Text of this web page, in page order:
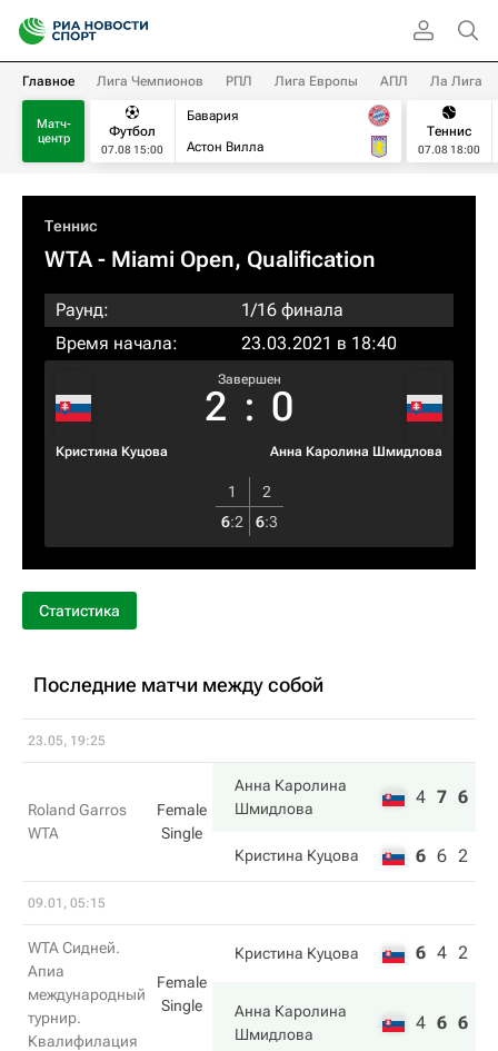
Главное Лига Чемпионов РПЛ Лига Европы АПЛ Ла Лига
Матч-
центр
Футбол
07.08 15:00
Бавария
Астон Вилла
Теннис
07.08 18:00
Теннис
WTA- Miami Open, Qualification
Раунд:
1/16 финала
Время начала:
23.03.2021 в 18:40
Кристина Куцова
Завершен
2 : 0
Анна Каролина Шмидлова
1
2
6:2 6:3
Статистика
Последние матчи между собой
23.05, 19:25
Roland Garros
WTA
Female
Single
Анна Каролина
Шмидлова
4 7 6
Кристина Куцова 6 6 2
09.01, 05:15
WTA Сидней.
Апиа
международный
турнир.
Квалифилация
Female
Single
Кристина Куцова 6 4 2
Анна Каролина
Шмидлова
4 6 6